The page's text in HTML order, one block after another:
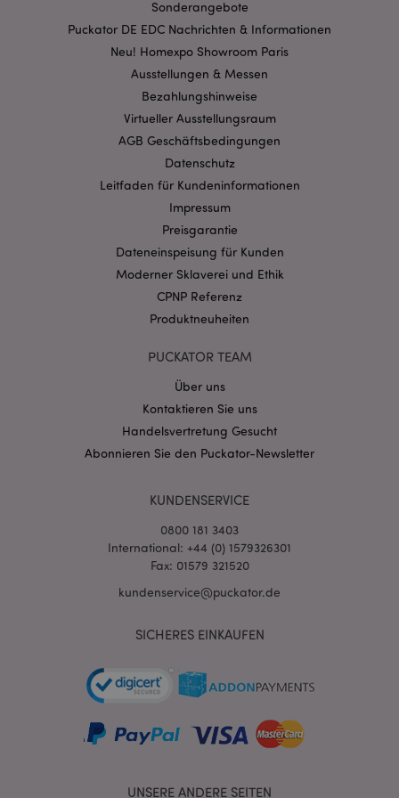
Sonderangebote
Puckator DE EDC Nachrichten & Informationen
Neu! Homexpo Showroom Paris
Ausstellungen & Messen
Bezahlungshinweise
Virtueller Ausstellungsraum
AGB Geschäftsbedingungen
Datenschutz
Leitfaden für Kundeninformationen
Impressum
Preisgarantie
Dateneinspeisung für Kunden
Moderner Sklaverei und Ethik
CPNP Referenz
Produktneuheiten
PUCKATOR TEAM
Über uns
Kontaktieren Sie uns
Handelsvertretung Gesucht
Abonnieren Sie den Puckator-Newsletter
KUNDENSERVICE
0800 181 3403
International: +44 (0) 1579326301
Fax: 01579 321520
kundenservice@puckator.de
SICHERES EINKAUFEN
UNSERE ANDERE SEITEN
mage-cache-storage-section-
.www.puckator.de
mage-cache-sessid
www.puckator.de
www.puckator.de
Datenschutzbestimmungen von Google